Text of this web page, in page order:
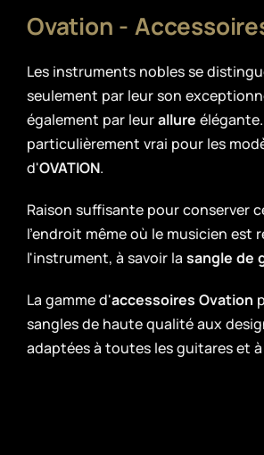
Ovation -
Les instruments nobles se
seulement par leur son
également par leurallure élégante.
particulièrement vrai pour les
d'OVATION.
Raison suffisante pour conserver
l’endroit même où le musicien est
l'instrument, à savoir la sangle de
La gamme d'accessoires Ovation
sangles de haute qualité aux
adaptées à toutes les guitares et